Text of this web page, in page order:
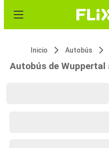
Inicio Autobús
Autobús de Wuppertal